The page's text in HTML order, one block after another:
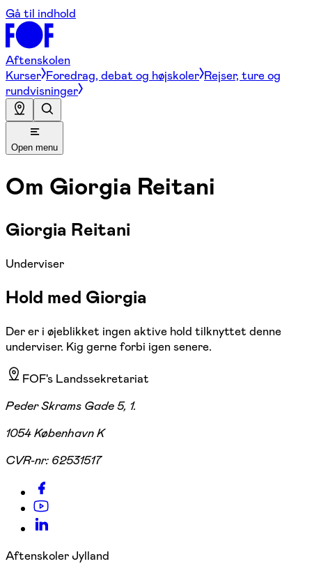
Gå til indhold
Aftenskolen
Kurser Foredrag, debat og højskoler Rejser, ture og
rundvisninger
Open menu
Om Giorgia Reitani
Giorgia Reitani
Underviser
Hold med Giorgia
Der er i øjeblikket ingen aktive hold tilknyttet denne
underviser. Kig gerne forbi igen senere.
FOF's Landssekretariat
Peder Skrams Gade 5, 1.
1054 København K
CVR-nr: 62531517
Aftenskoler Jylland